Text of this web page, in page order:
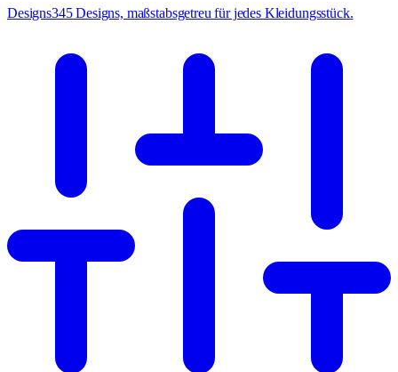
Designs345 Designs, maßstabsgetreu für jedes Kleidungsstück.